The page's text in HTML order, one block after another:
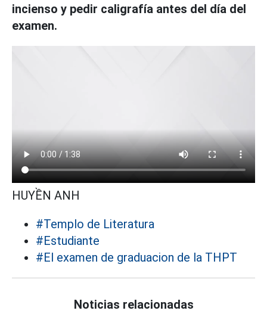
incienso y pedir caligrafía antes del día del
examen.
HUYỀN ANH
#Templo de Literatura
#Estudiante
#El examen de graduacion de la THPT
Noticias relacionadas